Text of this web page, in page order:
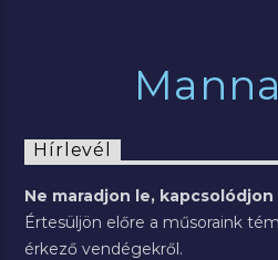
Hírlevél
Ne maradjon le, kapcsolódjon
Értesüljön előre a műsoraink
érkező vendégekről.